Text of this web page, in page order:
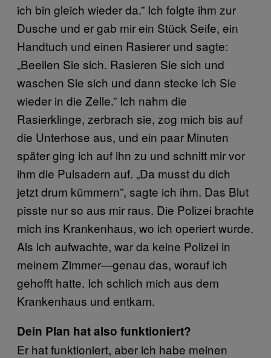
ich bin gleich wieder da.” Ich folgte ihm zur
Dusche und er gab mir ein Stück Seife, ein
Handtuch und einen Rasierer und sagte:
„Beeilen Sie sich. Rasieren Sie sich und
waschen Sie sich und dann stecke ich Sie
wieder in die Zelle.” Ich nahm die
Rasierklinge, zerbrach sie, zog mich bis auf
die Unterhose aus, und ein paar Minuten
später ging ich auf ihn zu und schnitt mir vor
ihm die Pulsadern auf. „Da musst du dich
jetzt drum kümmern”, sagte ich ihm. Das Blut
pisste nur so aus mir raus. Die Polizei brachte
mich ins Krankenhaus, wo ich operiert wurde.
Als ich aufwachte, war da keine Polizei in
meinem Zimmer—genau das, worauf ich
gehofft hatte. Ich schlich mich aus dem
Krankenhaus und entkam.
Dein Plan hat also funktioniert?
Er hat funktioniert, aber ich habe meinen